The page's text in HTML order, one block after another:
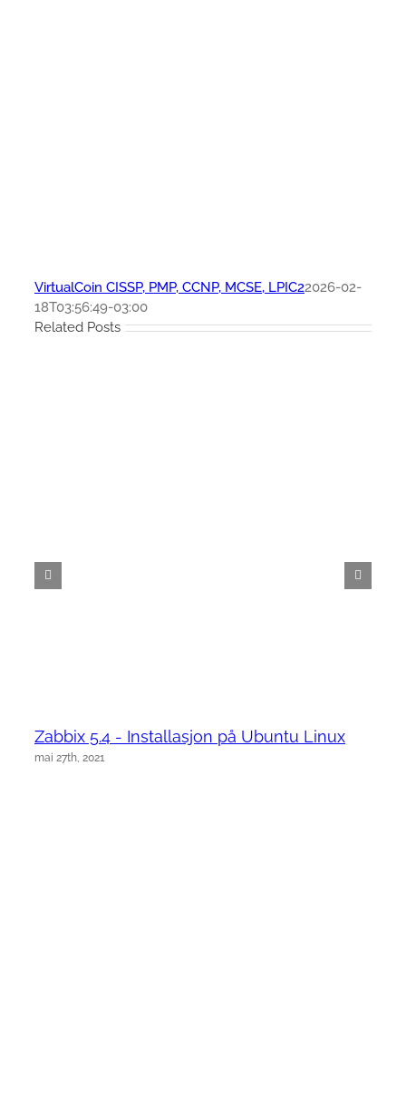
VirtualCoin CISSP, PMP, CCNP, MCSE, LPIC22026-02-
18T03:56:49-03:00
Related Posts
Zabbix 5.4 - Installasjon på Ubuntu Linux
mai 27th, 2021